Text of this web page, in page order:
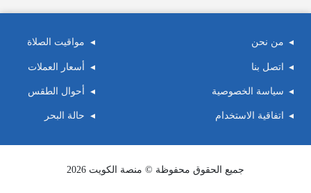
من نحن
اتصل بنا
سياسة الخصوصية
اتفاقية الاستخدام
مواقيت الصلاة
أسعار العملات
أحوال الطقس
حالة البحر
جميع الحقوق محفوظة © منصة الكويت 2026